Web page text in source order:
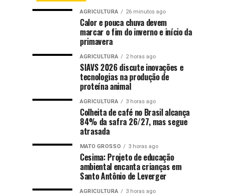
AGRICULTURA 26 minutos ago
Calor e pouca chuva devem
marcar o fim do inverno e início da
primavera
AGRICULTURA 2 horas ago
SIAVS 2026 discute inovações e
tecnologias na produção de
proteína animal
AGRICULTURA 3 horas ago
Colheita de café no Brasil alcança
84% da safra 26/27, mas segue
atrasada
MATO GROSSO 3 horas ago
Cesima: Projeto de educação
ambiental encanta crianças em
Santo Antônio de Leverger
AGRICULTURA 3 horas ago